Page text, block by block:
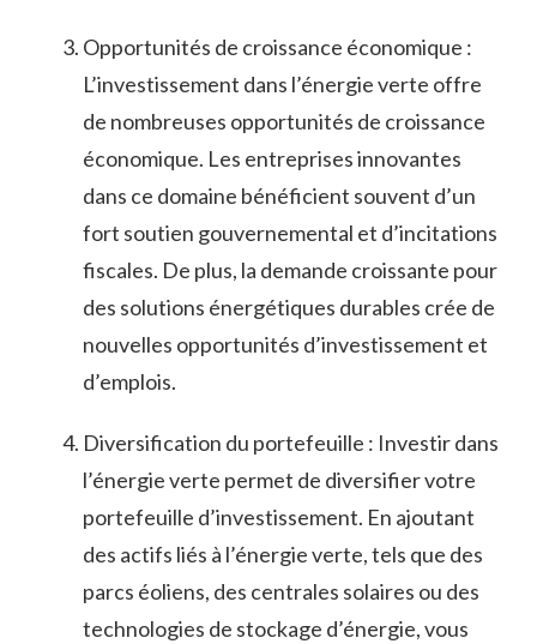
Opportunités de croissance économique :
⁢L’investissement dans l’énergie ‍verte offre
de nombreuses opportunités de croissance‍
économique. Les entreprises innovantes
dans ce ⁢domaine bénéficient souvent ⁣d’un
fort soutien gouvernemental et d’incitations
⁣fiscales. De plus, la demande croissante pour
des solutions énergétiques durables crée⁣ de
nouvelles ⁤opportunités d’investissement et
d’emplois.
Diversification du portefeuille : ‌Investir dans
l’énergie verte permet de⁤ diversifier votre
portefeuille d’investissement. ⁣En ajoutant
des actifs⁣ liés à l’énergie verte, tels que des
parcs éoliens, des ⁢centrales solaires ou⁢ des
technologies de stockage d’énergie, vous⁣